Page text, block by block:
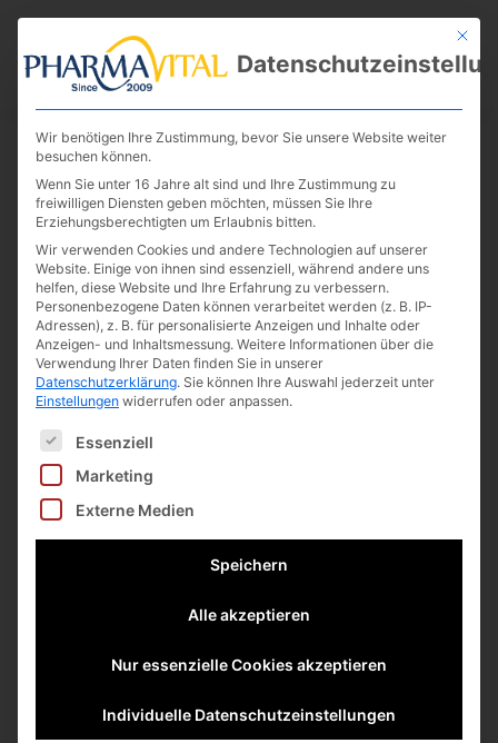
Vegan MSM & Vitamin C 400
Kapseln
Mit
Wir benötigen Ihre Zustimmung, bevor Sie unsere Website weiter
besuchen können.
Wenn Sie unter 16 Jahre alt sind und Ihre Zustimmung zu
freiwilligen Diensten geben möchten, müssen Sie Ihre
Erziehungsberechtigten um Erlaubnis bitten.
Wir verwenden Cookies und andere Technologien auf unserer
Website. Einige von ihnen sind essenziell, während andere uns
helfen, diese Website und Ihre Erfahrung zu verbessern.
Personenbezogene Daten können verarbeitet werden (z. B. IP-
Adressen), z. B. für personalisierte Anzeigen und Inhalte oder
Anzeigen- und Inhaltsmessung. Weitere Informationen über die
Verwendung Ihrer Daten finden Sie in unserer
Datenschutzerklärung. Sie können Ihre Auswahl jederzeit unter
Einstellungen widerrufen oder anpassen.
Es folgt eine Liste der Service-Gruppen, für die eine
Essenziell
Marketing
Externe Medien
Speichern
Alle akzeptieren
Nur essenzielle Cookies akzeptieren
Individuelle Datenschutzeinstellungen